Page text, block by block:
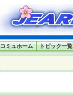
コミュホーム トピック一覧